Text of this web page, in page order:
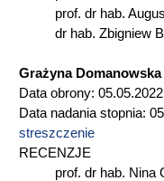
prof. dr hab.
dr hab. Zbigniew B.
Grażyna Domanowska
Data obrony: 05.05.2022
Data nadania stopnia:
streszczenie
RECENZJE
prof. dr hab. Nina